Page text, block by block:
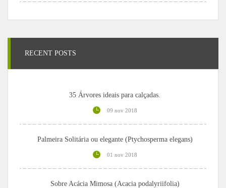
RECENT POSTS
35 Árvores ideais para calçadas.
09 nov 2018
Palmeira Solitária ou elegante (Ptychosperma elegans)
01 nov 2018
Sobre Acácia Mimosa (Acacia podalyriifolia)